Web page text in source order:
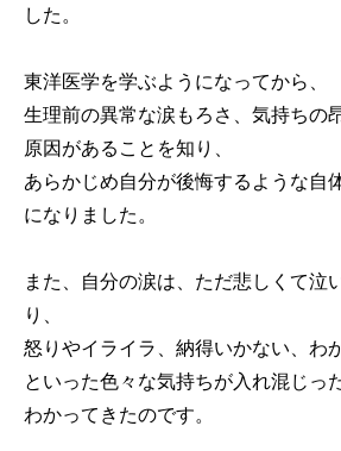
した。
東洋医学を学ぶようになってから、
生理前の異常な涙もろさ、気持ちの
原因があることを知り、
あらかじめ自分が後悔するような自
になりました。
また、自分の涙は、ただ悲しくて泣
り、
怒りやイライラ、納得いかない、わ
といった色々な気持ちが入れ混じっ
わかってきたのです。